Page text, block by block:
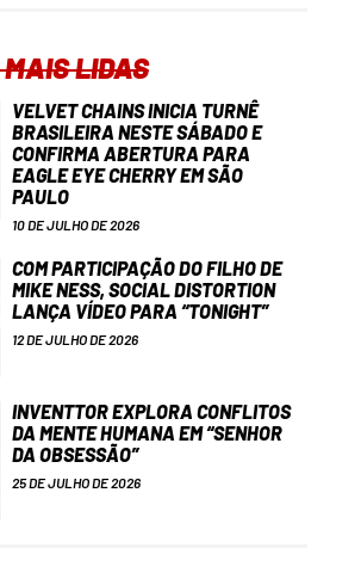
LIDAS
VELVET CHAINS INICIA TURNÊ
BRASILEIRA NESTE SÁBADO E
CONFIRMA ABERTURA PARA
EAGLE EYE CHERRY EM SÃO
PAULO
10 DE JULHO DE 2026
COM PARTICIPAÇÃO DO FILHO DE
MIKE NESS, SOCIAL DISTORTION
LANÇA VÍDEO PARA “TONIGHT”
12 DE JULHO DE 2026
INVENTTOR EXPLORA CONFLITOS
DA MENTE HUMANA EM “SENHOR
DA OBSESSÃO”
25 DE JULHO DE 2026